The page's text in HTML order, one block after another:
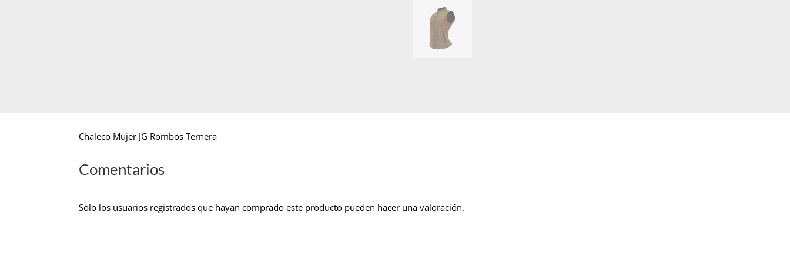
Chaleco Mujer JG Rombos Ternera
Comentarios
Solo los usuarios registrados que hayan comprado este producto pueden hacer una valoración.